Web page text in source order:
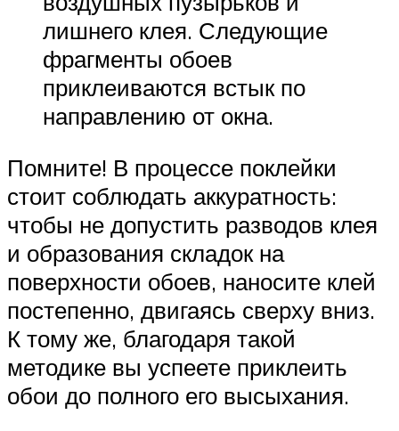
лишнего клея. Следующие
фрагменты обоев
приклеиваются встык по
направлению от окна.
Помните! В процессе поклейки
стоит соблюдать аккуратность:
чтобы не допустить разводов клея
и образования складок на
поверхности обоев, наносите клей
постепенно, двигаясь сверху вниз.
К тому же, благодаря такой
методике вы успеете приклеить
обои до полного его высыхания.